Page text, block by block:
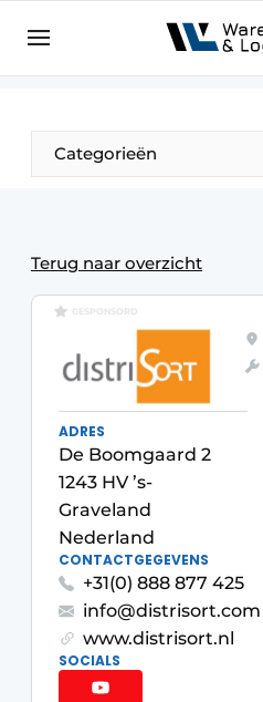
NL
Categorieën
Terug naar overzicht
GESPONSORD
ADRES
De Boomgaard 2
1243 HV ’s-
Graveland
Nederland
CONTACTGEGEVENS
+31(0) 888 877 425
info@distrisort.com
www.distrisort.nl
SOCIALS